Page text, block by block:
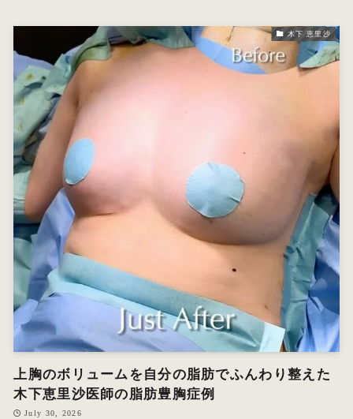
木下 恵里沙
上胸のボリュームを自分の脂肪でふんわり整えた
木下恵里沙医師の脂肪豊胸症例
July 30, 2026